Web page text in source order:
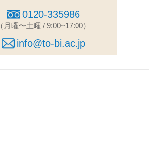
0120-335986
（月曜〜土曜 / 9:00~17:00）
info@to-bi.ac.jp